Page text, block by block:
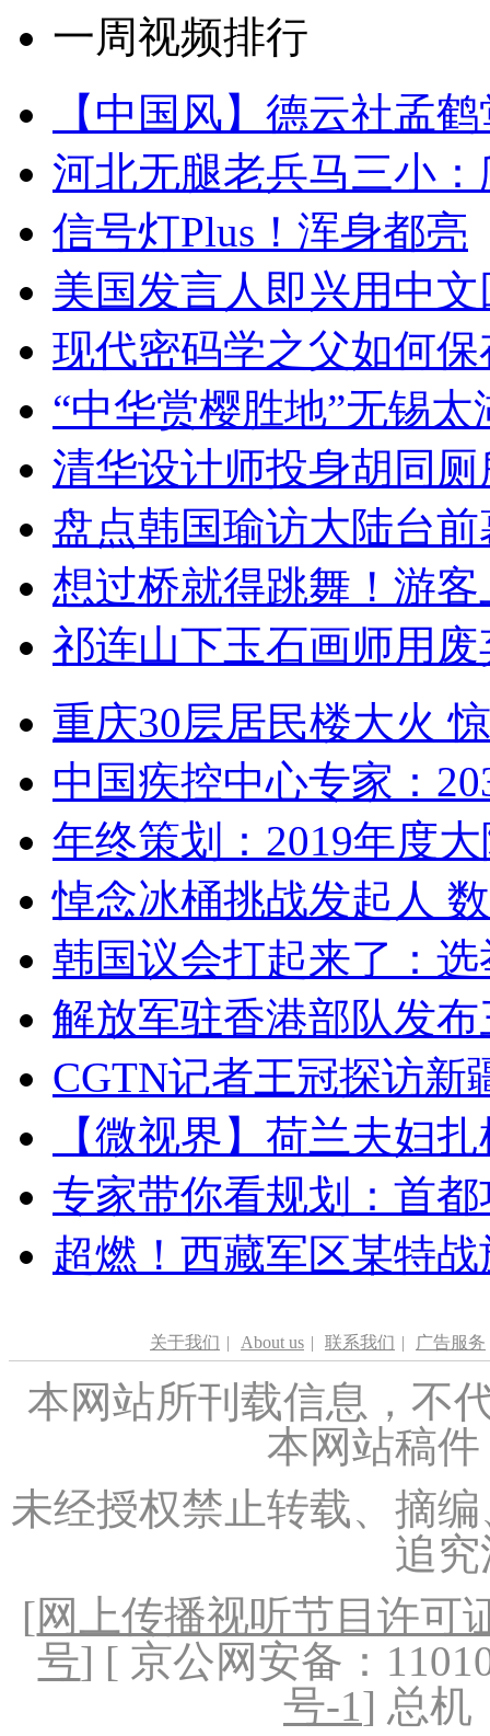
一周视频排行
【中国风】德云社孟
河北无腿老兵马三小
信号灯Plus！浑身都亮
美国发言人即兴用中
现代密码学之父如何
“中华赏樱胜地”无锡
清华设计师投身胡同
盘点韩国瑜访大陆台
想过桥就得跳舞！游客
祁连山下玉石画师用
重庆30层居民楼大火
中国疾控中心专家：
年终策划：2019年度
悼念冰桶挑战发起人
韩国议会打起来了：
解放军驻香港部队发
CGTN记者王冠探访新
【微视界】荷兰夫妇
专家带你看规划：首
超燃！西藏军区某特
关于我们 | About us | 联系我们 | 广告服务
本网站所刊载信息，不
本网站稿
未经授权禁止转载、摘
追
[网上传播视听节目许可
号] [ 京公网安备：
号-1] 总机